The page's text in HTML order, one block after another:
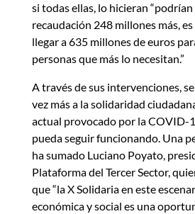
si todas ellas, lo hicieran “podrían
recaudación 248 millones más,
llegar a 635 millones de euros
personas que más lo necesitan.”
A través de sus intervenciones,
vez más a la solidaridad
actual provocado por la COVID-
pueda seguir funcionando. Una
ha sumado Luciano Poyato,
Plataforma del Tercer Sector,
que “la X Solidaria en este
económica y social es una